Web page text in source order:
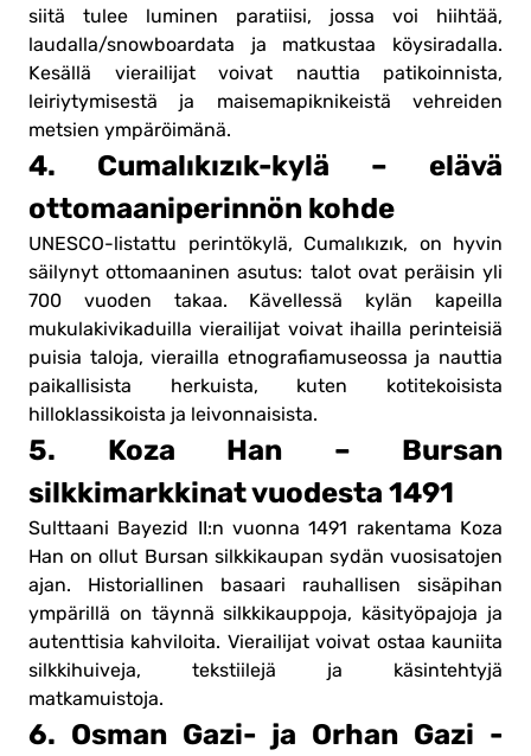
siitä tulee luminen paratiisi, jossa voi hiihtää,
laudalla/snowboardata ja matkustaa köysiradalla.
Kesällä vierailijat voivat nauttia patikoinnista,
leiriytymisestä ja maisemapiknikeistä vehreiden
metsien ympäröimänä.
4. Cumalıkızık-kylä – elävä
ottomaaniperinnön kohde
UNESCO-listattu perintökylä, Cumalıkızık, on hyvin
säilynyt ottomaaninen asutus: talot ovat peräisin yli
700 vuoden takaa. Kävellessä kylän kapeilla
mukulakivikaduilla vierailijat voivat ihailla perinteisiä
puisia taloja, vierailla etnografiamuseossa ja nauttia
paikallisista herkuista, kuten kotitekoisista
hilloklassikoista ja leivonnaisista.
5. Koza Han – Bursan
silkkimarkkinat vuodesta 1491
Sulttaani Bayezid II:n vuonna 1491 rakentama Koza
Han on ollut Bursan silkkikaupan sydän vuosisatojen
ajan. Historiallinen basaari rauhallisen sisäpihan
ympärillä on täynnä silkkikauppoja, käsityöpajoja ja
autenttisia kahviloita. Vierailijat voivat ostaa kauniita
silkkihuiveja, tekstiilejä ja käsintehtyjä
matkamuistoja.
6. Osman Gazi- ja Orhan Gazi -